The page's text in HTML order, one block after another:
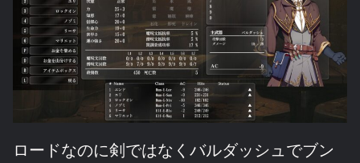
ロードなのに剣ではなくバルダッシュでブン